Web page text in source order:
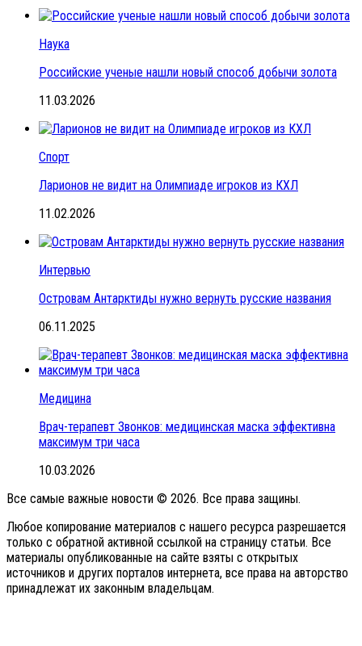
Наука
Российские ученые нашли новый способ добычи золота
11.03.2026
Спорт
Ларионов не видит на Олимпиаде игроков из КХЛ
11.02.2026
Интервью
Островам Антарктиды нужно вернуть русские названия
06.11.2025
Медицина
Врач-терапевт Звонков: медицинская маска эффективна
максимум три часа
10.03.2026
Все самые важные новости © 2026. Все права защины.
Любое копирование материалов с нашего ресурса разрешается
только с обратной активной ссылкой на страницу статьи. Все
материалы опубликованные на сайте взяты с открытых
источников и других порталов интернета, все права на авторство
принадлежат их законным владельцам.